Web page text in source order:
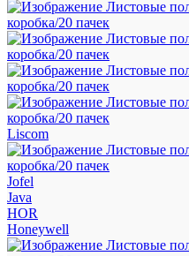
Liscom
Jofel
Java
HOR
Honeywell